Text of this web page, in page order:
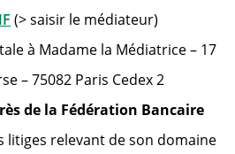
(> saisir le médiateur)
à Madame la Médiatrice – 17
– 75082 Paris Cedex 2
de la Fédération Bancaire
litiges relevant de son domaine